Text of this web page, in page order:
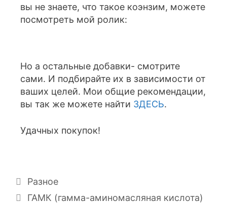
вы не знаете, что такое коэнзим, можете
посмотреть мой ролик:
Но а остальные добавки- смотрите
сами. И подбирайте их в зависимости от
ваших целей. Мои общие рекомендации,
вы так же можете найти ЗДЕСЬ.
Удачных покупок!
Разное
ГАМК (гамма-аминомасляная кислота)